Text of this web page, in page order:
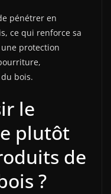
pénétrer en
ce qui renforce sa
protection
bois.
le
plutôt
de
?